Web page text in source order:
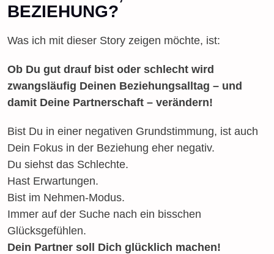
BEZIEHUNG?
Was ich mit dieser Story zeigen möchte, ist:
Ob Du gut drauf bist oder schlecht wird
zwangsläufig Deinen Beziehungsalltag – und
damit Deine Partnerschaft – verändern!
Bist Du in einer negativen Grundstimmung, ist auch
Dein Fokus in der Beziehung eher negativ.
Du siehst das Schlechte.
Hast Erwartungen.
Bist im Nehmen-Modus.
Immer auf der Suche nach ein bisschen
Glücksgefühlen.
Dein Partner soll Dich glücklich machen!